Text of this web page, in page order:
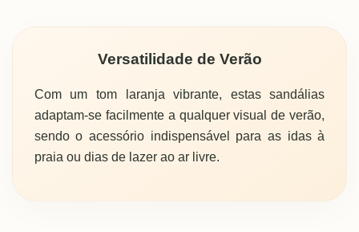
Versatilidade de Verão
Com um tom laranja vibrante, estas sandálias
adaptam-se facilmente a qualquer visual de verão,
sendo o acessório indispensável para as idas à
praia ou dias de lazer ao ar livre.